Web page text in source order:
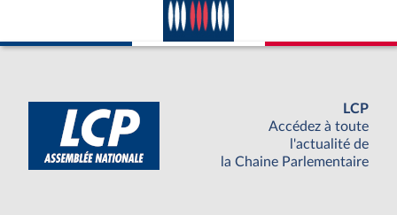
LCP
Accédez à toute
l'actualité de
la Chaine Parlementaire